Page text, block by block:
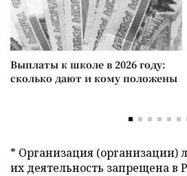
Выплаты к школе в 2026 году:
сколько дают и кому положены
* Организация (организации)
их деятельность запрещена в